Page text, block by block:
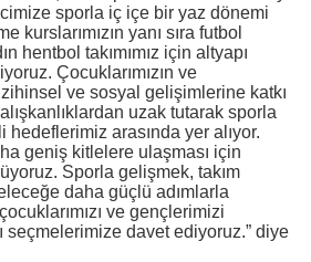
sporla iç içe bir yaz dönemi
kurslarımızın yanı sıra futbol
hentbol takımımız için altyapı
Çocuklarımızın ve
ve sosyal gelişimlerine katkı
uzak tutarak sporla
arasında yer alıyor.
geniş kitlelere ulaşması için
Sporla gelişmek, takım
daha güçlü adımlarla
ve gençlerimizi
seçmelerimize davet ediyoruz.” diye